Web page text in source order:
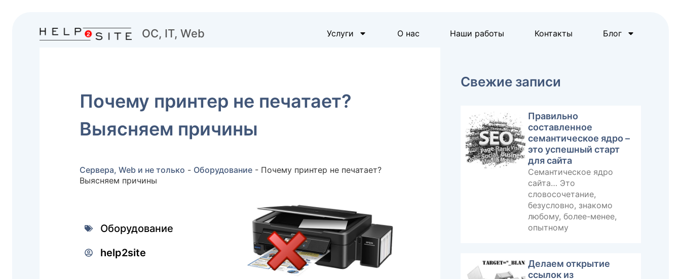
ОС, IT, Web Услуги О нас Наши работы Контакты Блог
Почему принтер не печатает?
Выясняем причины
Сервера, Web и не только - Оборудование- Почему принтер не печатает?
Выясняем причины
Оборудование
help2site
Свежие записи
Правильно
составленное
семантическое ядро –
это успешный старт
для сайта
Семантическое ядро
сайта… Это
словосочетание,
безусловно, знакомо
любому, более-менее,
опытному
Делаем открытие
ссылок из